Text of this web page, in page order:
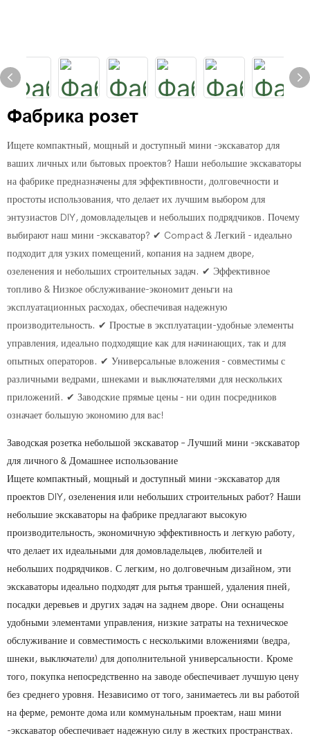
Фабрика розет
Ищете компактный, мощный и доступный мини -экскаватор для
ваших личных или бытовых проектов? Наши небольшие экскаваторы
на фабрике предназначены для эффективности, долговечности и
простоты использования, что делает их лучшим выбором для
энтузиастов DIY, домовладельцев и небольших подрядчиков. Почему
выбирают наш мини -экскаватор? ✔ Compact & Легкий - идеально
подходит для узких помещений, копания на заднем дворе,
озеленения и небольших строительных задач. ✔ Эффективное
топливо & Низкое обслуживание-экономит деньги на
эксплуатационных расходах, обеспечивая надежную
производительность. ✔ Простые в эксплуатации-удобные элементы
управления, идеально подходящие как для начинающих, так и для
опытных операторов. ✔ Универсальные вложения - совместимы с
различными ведрами, шнеками и выключателями для нескольких
приложений. ✔ Заводские прямые цены - ни один посредников
означает большую экономию для вас!
Заводская розетка небольшой экскаватор – Лучший мини -экскаватор
для личного & Домашнее использование
Ищете компактный, мощный и доступный мини -экскаватор для
проектов DIY, озеленения или небольших строительных работ? Наши
небольшие экскаваторы на фабрике предлагают высокую
производительность, экономичную эффективность и легкую работу,
что делает их идеальными для домовладельцев, любителей и
небольших подрядчиков. С легким, но долговечным дизайном, эти
экскаваторы идеально подходят для рытья траншей, удаления пней,
посадки деревьев и других задач на заднем дворе. Они оснащены
удобными элементами управления, низкие затраты на техническое
обслуживание и совместимость с несколькими вложениями (ведра,
шнеки, выключатели) для дополнительной универсальности. Кроме
того, покупка непосредственно на заводе обеспечивает лучшую цену
без среднего уровня. Независимо от того, занимаетесь ли вы работой
на ферме, ремонте дома или коммунальным проектам, наш мини
-экскаватор обеспечивает надежную силу в жестких пространствах.